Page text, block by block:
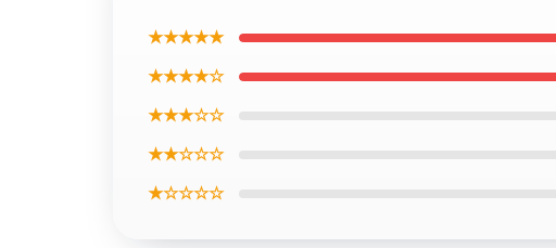
★★★★★
★★★★☆
★★★☆☆
★★☆☆☆
★☆☆☆☆